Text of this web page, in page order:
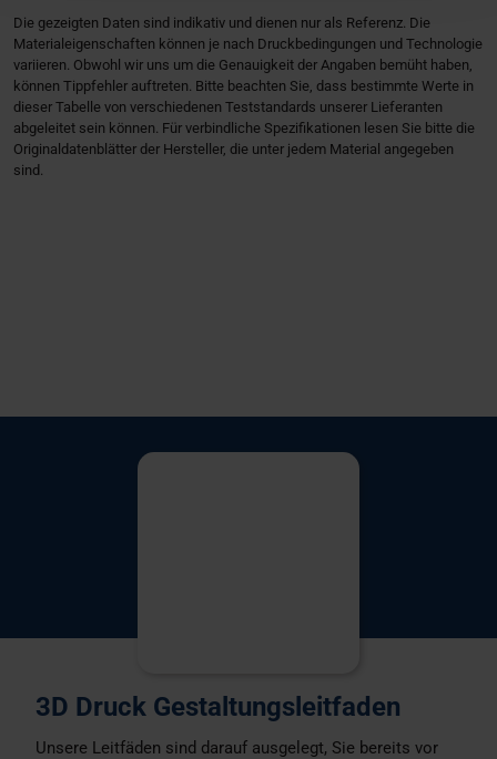
provide social media features and to analyse our traffic.
We also share information about your use of our site with
our social media, advertising and analytics partners who
may combine it with other information that you’ve
provided to them or that they’ve collected from your use
of their services.
Die gezeigten Daten sind indikativ und dienen nur als Referenz. Die
Materialeigenschaften können je nach Druckbedingungen und Technologie
variieren. Obwohl wir uns um die Genauigkeit der Angaben bemüht haben,
können Tippfehler auftreten. Bitte beachten Sie, dass bestimmte Werte in
dieser Tabelle von verschiedenen Teststandards unserer Lieferanten
abgeleitet sein können. Für verbindliche Spezifikationen lesen Sie bitte die
Originaldatenblätter der Hersteller, die unter jedem Material angegeben
sind.
3D Druck Gestaltungsleitfaden
Unsere Leitfäden sind darauf ausgelegt, Sie bereits vor